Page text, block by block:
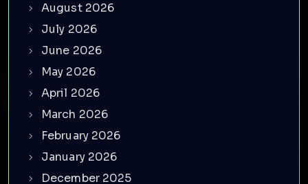
August 2026
July 2026
June 2026
May 2026
April 2026
March 2026
February 2026
January 2026
December 2025